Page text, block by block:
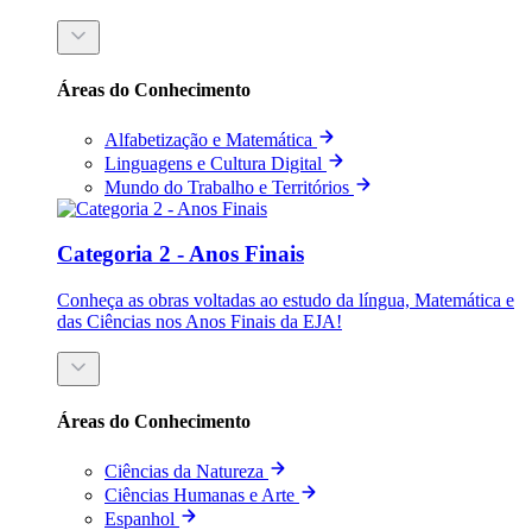
Áreas do Conhecimento
Alfabetização e Matemática
Linguagens e Cultura Digital
Mundo do Trabalho e Territórios
Categoria 2 - Anos Finais
Conheça as obras voltadas ao estudo da língua, Matemática e
das Ciências nos Anos Finais da EJA!
Áreas do Conhecimento
Ciências da Natureza
Ciências Humanas e Arte
Espanhol